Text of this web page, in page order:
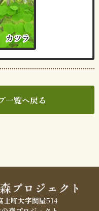
カツラ
カツラ
一覧へ戻る
町大字関屋514